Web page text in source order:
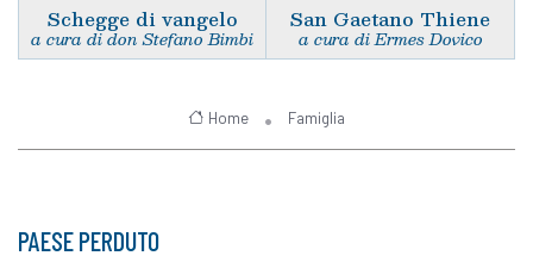
Schegge di vangelo
a cura di don Stefano Bimbi
San Gaetano Thiene
a cura di Ermes Dovico
Home Famiglia
PAESE PERDUTO